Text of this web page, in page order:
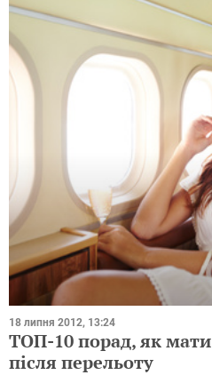
18 липня 2012, 13:24
ТОП-10 порад, як
після перельоту